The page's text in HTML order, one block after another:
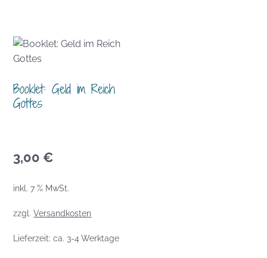
Booklet: Geld im Reich
Gottes
3,00 €
inkl. 7 % MwSt.
zzgl.Versandkosten
Lieferzeit:ca. 3-4 Werktage